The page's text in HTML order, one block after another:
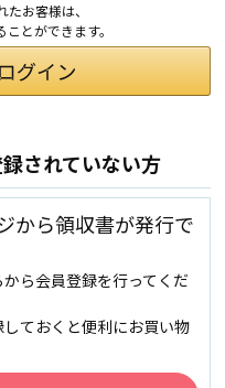
お客様は、
とができます。
されていない方
から領収書が発行で
ら会員登録を行ってくだ
ておくと便利にお買い物